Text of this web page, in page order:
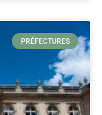
PRÉFECTURES